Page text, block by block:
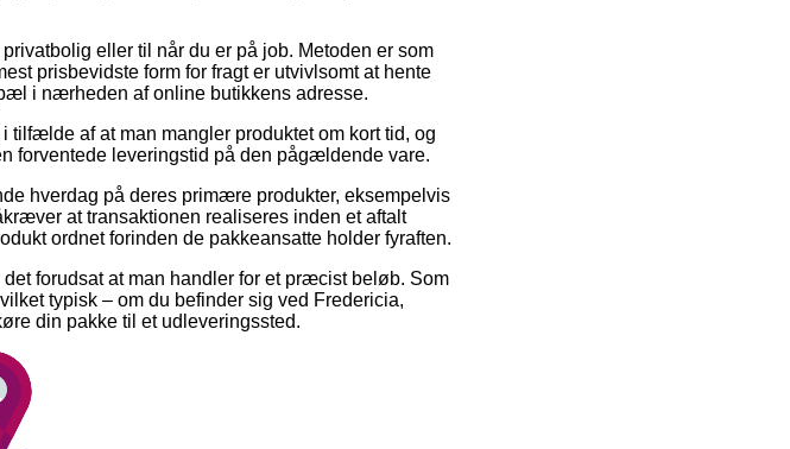
eller til når du er på job. Metoden er som
prisbevidste form for fragt er utvivlsomt at hente
i nærheden af online butikkens adresse.
af at man mangler produktet om kort tid, og
forventede leveringstid på den pågældende vare.
hverdag på deres primære produkter, eksempelvis
at transaktionen realiseres inden et aftalt
ordnet forinden de pakkeansatte holder fyraften.
forudsat at man handler for et præcist beløb. Som
typisk – om du befinder sig ved Fredericia,
din pakke til et udleveringssted.